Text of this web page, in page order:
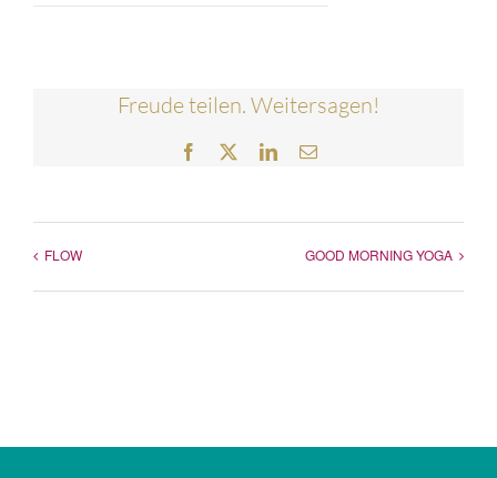
Freude teilen. Weitersagen!
Facebook
TwitterLinkedIn
E-
FLOW GOOD MORNING YOGA